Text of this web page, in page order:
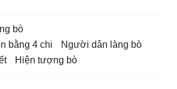
bò
bằng 4 chi
người dân làng bò
hiện tượng bò